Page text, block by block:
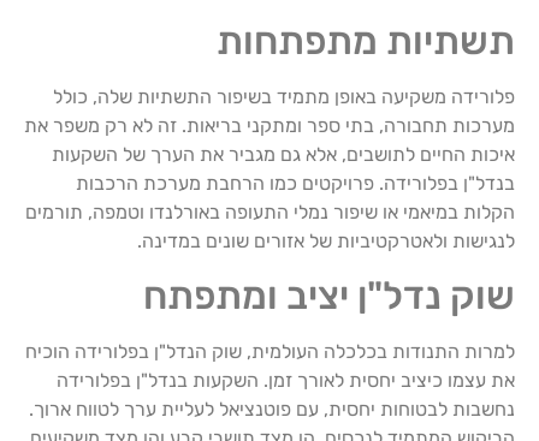
תשתיות מתפתחות
פלורידה משקיעה באופן מתמיד בשיפור התשתיות שלה, כולל
מערכות תחבורה, בתי ספר ומתקני בריאות. זה לא רק משפר את
איכות החיים לתושבים, אלא גם מגביר את הערך של השקעות
בנדל"ן בפלורידה. פרויקטים כמו הרחבת מערכת הרכבות
הקלות במיאמי או שיפור נמלי התעופה באורלנדו וטמפה, תורמים
לנגישות ולאטרקטיביות של אזורים שונים במדינה.
שוק נדל"ן יציב ומתפתח
למרות התנודות בכלכלה העולמית, שוק הנדל"ן בפלורידה הוכיח
את עצמו כיציב יחסית לאורך זמן. השקעות בנדל"ן בפלורידה
נחשבות לבטוחות יחסית, עם פוטנציאל לעליית ערך לטווח ארוך.